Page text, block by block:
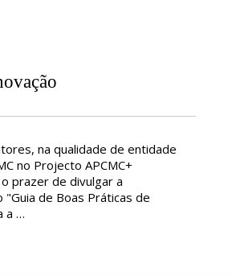
na qualidade de entidade
no Projecto APCMC+
prazer de divulgar a
"Guia de Boas Práticas de
a …